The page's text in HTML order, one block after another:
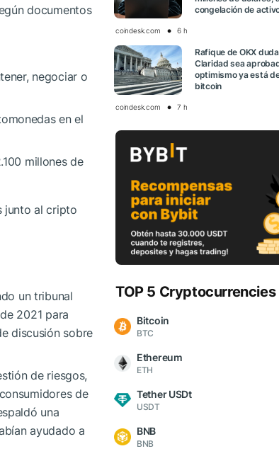
documentos
negociar o
en el
millones de
junto al cripto
un tribunal
2021 para
discusión sobre
de riesgos,
de
una
ayudado a
congelación de
coindesk.com 6 h
Rafique de OKX
Claridad sea
optimismo ya está
bitcoin
coindesk.com 7 h
TOP 5 Cryptocurrencies
Bitcoin
BTC
Ethereum
ETH
Tether USDt
USDT
BNB
BNB